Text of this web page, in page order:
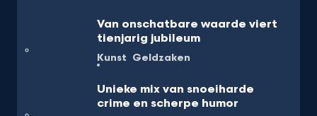
Van onschatbare waarde viert
tienjarig jubileum
Kunst Geldzaken
Unieke mix van snoeiharde
crime en scherpe humor